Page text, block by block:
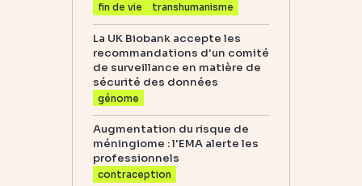
fin de vie transhumanisme
La UK Biobank accepte les
recommandations d'un comité
de surveillance en matière de
sécurité des données
génome
Augmentation du risque de
méningiome : l'EMA alerte les
professionnels
contraception